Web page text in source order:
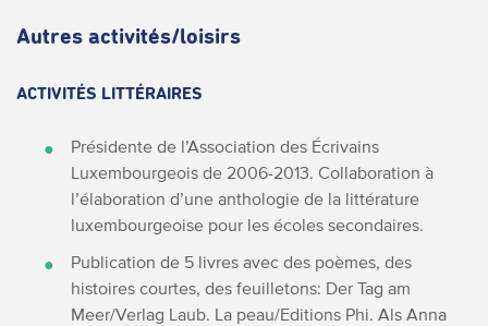
Autres activités/loisirs
ACTIVITÉS LITTÉRAIRES
Présidente de l’Association des Écrivains
Luxembourgeois de 2006-2013. Collaboration à
l’élaboration d’une anthologie de la littérature
luxembourgeoise pour les écoles secondaires.
Publication de 5 livres avec des poèmes, des
histoires courtes, des feuilletons: Der Tag am
Meer/Verlag Laub. La peau/Editions Phi. Als Anna